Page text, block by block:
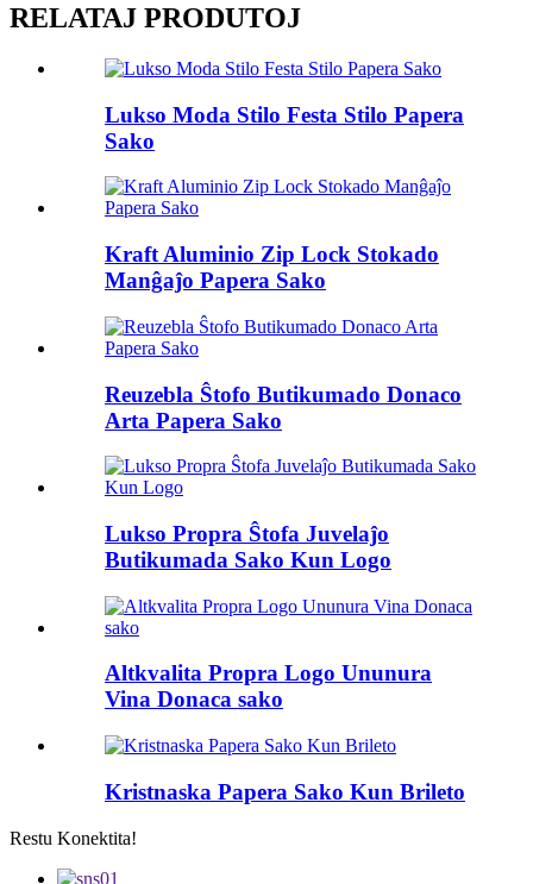
RELATAJ PRODUTOJ
Lukso Moda Stilo Festa Stilo Papera
Sako
Kraft Aluminio Zip Lock Stokado
Manĝaĵo Papera Sako
Reuzebla Ŝtofo Butikumado Donaco
Arta Papera Sako
Lukso Propra Ŝtofa Juvelaĵo
Butikumada Sako Kun Logo
Altkvalita Propra Logo Ununura
Vina Donaca sako
Kristnaska Papera Sako Kun Brileto
Restu Konektita!